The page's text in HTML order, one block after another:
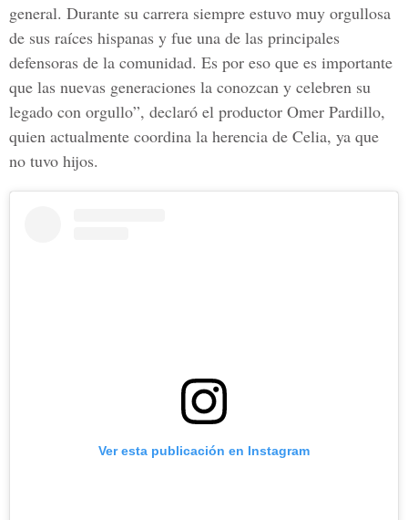
general. Durante su carrera siempre estuvo muy orgullosa
de sus raíces hispanas y fue una de las principales
defensoras de la comunidad. Es por eso que es importante
que las nuevas generaciones la conozcan y celebren su
legado con orgullo”, declaró el productor Omer Pardillo,
quien actualmente coordina la herencia de Celia, ya que
no tuvo hijos.
Ver esta publicación en Instagram